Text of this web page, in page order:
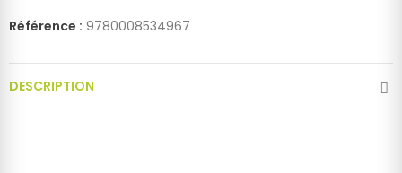
Référence : 9780008534967
DESCRIPTION